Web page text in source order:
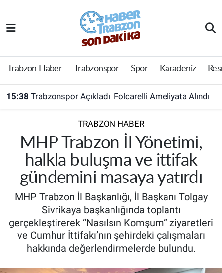
Trabzon Haber Trabzonspor Spor Karadeniz
15:38 Trabzonspor Açıkladı! Folcarelli Ameliyata Alındı
TRABZON HABER
MHP Trabzon İl Yönetimi,
halkla buluşma ve ittifak
gündemini masaya yatırdı
MHP Trabzon İl Başkanlığı, İl Başkanı Tolgay
Sivrikaya başkanlığında toplantı
gerçekleştirerek “Nasılsın Komşum” ziyaretleri
ve Cumhur İttifakı’nın şehirdeki çalışmaları
hakkında değerlendirmelerde bulundu.
Trabzon Haber
Trabzonspor
Resmi Reklam
Yazarlar
Trabzon Nöbetçi Eczaneler
Trabzon Hava Durumu
Süper Lig Puan Durumu ve Fikstür
Tüm Manşetler
Son Dakika Haberleri
Haber Arşivi